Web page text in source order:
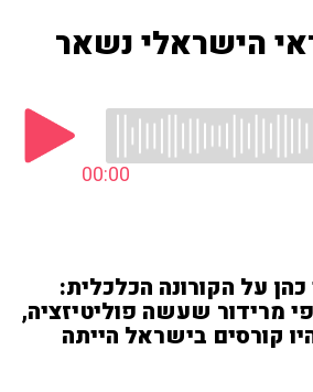
הישראלי נשאר
00:00
על הקורונה הכלכלית:
מרידור שעשה פוליטיזציה,
קורסים בישראל הייתה